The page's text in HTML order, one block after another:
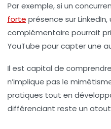
Par exemple, si un
forte présence sur
complémentaire pourrait
YouTube pour capter une
Il est capital de
n’implique pas le
pratiques tout en
différenciant reste un